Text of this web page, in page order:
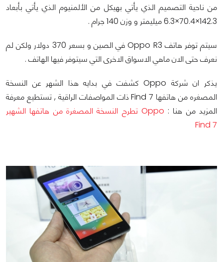
من ناحية التصميم الذي يأتي بهيكل من الألمنيوم الذي يأتي بأبعاد
142.3×70.4×6.3 ميليمتر و وزن 140 جرام .
سيتم توفر هاتف Oppo R3 في الصين و بسعر 370 دولار ولكن لم
نعرف حتى الان ماهي الاسواق الاخرى التي سيتوفر فيها الهاتف .
يذكر ان شركة Oppo كشفت في بدايه هذا الشهر عن النسخة
المصغره من هاتفها Find 7 ذات المواصفات الراقية , تستطيع معرفة
المزيد من هنا :
Oppo تطرح النسخة المصغرة من هاتفها الشهير
Find 7